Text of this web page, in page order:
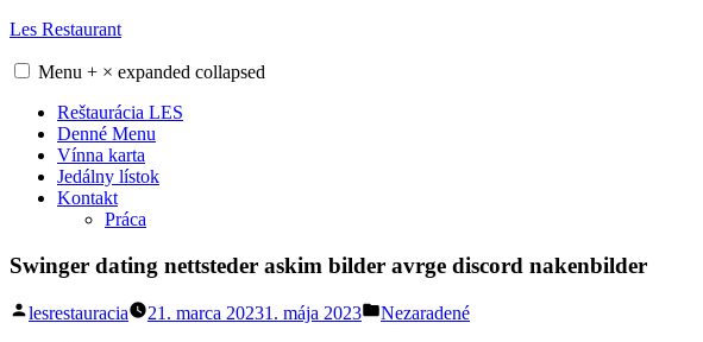
Skip
content
Les Restaurant
Menu + × expanded collapsed
Reštaurácia LES
Denné Menu
Vínna karta
Jedálny lístok
Kontakt
Práca
Swinger dating nettsteder askim bilder avrge discord nakenbilder
Posted
lesrestauracia 21. marca 20231. mája 2023
Posted
Nezaradené